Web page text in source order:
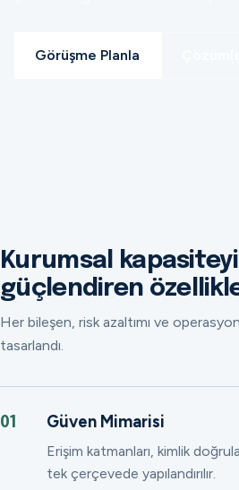
Görüşme Planla
Kurumsal kapasiteyi
güçlendiren
Her bileşen, risk azaltımı ve
tasarlandı.
01 Güven Mimarisi
Erişim katmanları, kimlik
tek çerçevede yapılandırılır.